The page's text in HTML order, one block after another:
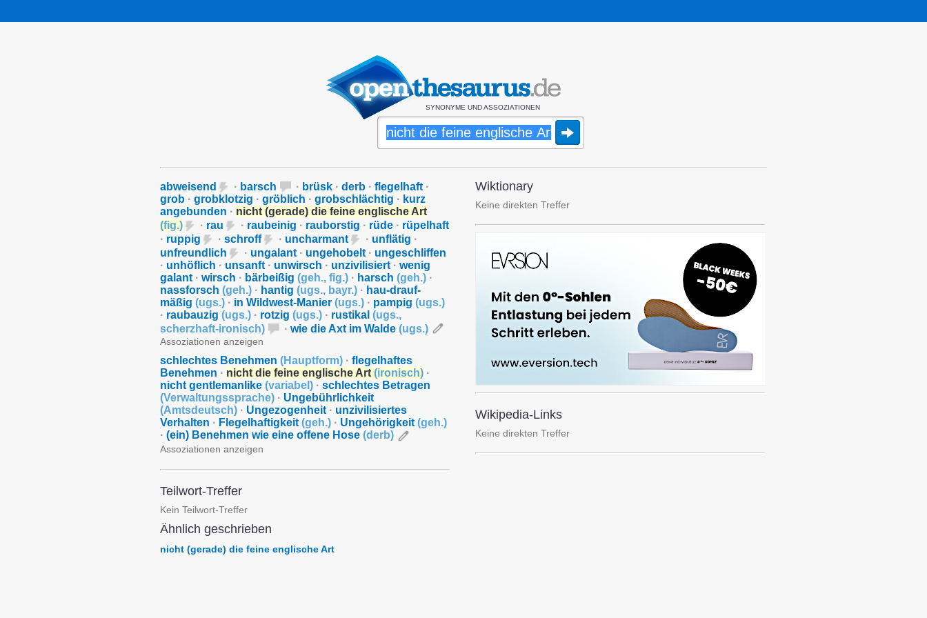
SYNONYME UND ASSOZIATIONEN
abweisend · barsch · brüsk · derb · flegelhaft ·
grob · grobklotzig · gröblich · grobschlächtig · kurz
angebunden · nicht (gerade) die feine englische Art
(fig.) · rau · raubeinig · rauborstig · rüde · rüpelhaft
· ruppig · schroff · uncharmant · unflätig ·
unfreundlich
· ungalant · ungehobelt · ungeschliffen
· unhöflich · unsanft · unwirsch · unzivilisiert · wenig
galant · wirsch · bärbeißig (geh., fig.) · harsch (geh.) ·
nassforsch (geh.) · hantig (ugs., bayr.) · hau-drauf-
mäßig (ugs.) · in Wildwest-Manier (ugs.) · pampig (ugs.)
· raubauzig (ugs.) · rotzig (ugs.) · rustikal (ugs.,
scherzhaft-ironisch) · wie die Axt im Walde (ugs.)
Assoziationen anzeigen
schlechtes Benehmen (Hauptform) · flegelhaftes
Benehmen · nicht die feine englische Art (ironisch) ·
nicht gentlemanlike (variabel ) · schlechtes Betragen
(Verwaltungssprache) · Ungebührlichkeit
(Amtsdeutsch) · Ungezogenheit · unzivilisiertes
Verhalten · Flegelhaftigkeit (geh.) · Ungehörigkeit (geh.)
· (ein) Benehmen wie eine offene Hose (derb)
Assoziationen anzeigen
Teilwort-Treffer
Kein Teilwort-Treffer
Ähnlich geschrieben
nicht (gerade) die feine englische Art
Wiktionary
Keine direkten Treffer
Wikipedia-Links
Keine direkten Treffer